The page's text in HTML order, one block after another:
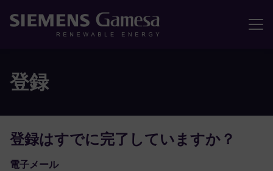
登録
登録はすでに完了していますか？
ログイン：ユーザーとパスワード
電子メール